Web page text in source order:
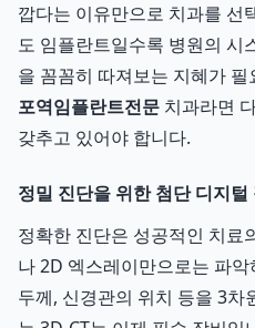
깝다는 이유만으로 치과를 선
도 임플란트일수록 병원의 시
을 꼼꼼히 따져보는 지혜가
포역임플란트전문 치과라면
갖추고 있어야 합니다.
정밀 진단을 위한 첨단 디지털
정확한 진단은 성공적인 치료
나 2D 엑스레이만으로는 파
두께, 신경관의 위치 등을 3차